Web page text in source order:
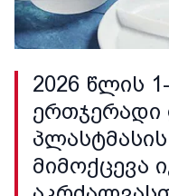
2026 წლის
ერთჯერადი
მიმოქცევა